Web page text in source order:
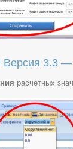
Версия 3.3
расчетных